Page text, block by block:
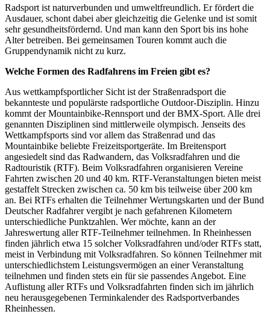
Radsport ist naturverbunden und umweltfreundlich. Er fördert die
Ausdauer, schont dabei aber gleichzeitig die Gelenke und ist somit
sehr gesundheitsfördernd. Und man kann den Sport bis ins hohe
Alter betreiben. Bei gemeinsamen Touren kommt auch die
Gruppendynamik nicht zu kurz.
Welche Formen des Radfahrens im Freien gibt es?
Aus wettkampfsportlicher Sicht ist der Straßenradsport die
bekannteste und populärste radsportliche Outdoor-Disziplin. Hinzu
kommt der Mountainbike-Rennsport und der BMX-Sport. Alle drei
genannten Disziplinen sind mittlerweile olympisch. Jenseits des
Wettkampfsports sind vor allem das Straßenrad und das
Mountainbike beliebte Freizeitsportgeräte. Im Breitensport
angesiedelt sind das Radwandern, das Volksradfahren und die
Radtouristik (RTF). Beim Volksradfahren organisieren Vereine
Fahrten zwischen 20 und 40 km. RTF-Veranstaltungen bieten meist
gestaffelt Strecken zwischen ca. 50 km bis teilweise über 200 km
an. Bei RTFs erhalten die Teilnehmer Wertungskarten und der Bund
Deutscher Radfahrer vergibt je nach gefahrenen Kilometern
unterschiedliche Punktzahlen. Wer möchte, kann an der
Jahreswertung aller RTF-Teilnehmer teilnehmen. In Rheinhessen
finden jährlich etwa 15 solcher Volksradfahren und/oder RTFs statt,
meist in Verbindung mit Volksradfahren. So können Teilnehmer mit
unterschiedlichstem Leistungsvermögen an einer Veranstaltung
teilnehmen und finden stets ein für sie passendes Angebot. Eine
Auflistung aller RTFs und Volksradfahrten finden sich im jährlich
neu herausgegebenen Terminkalender des Radsportverbandes
Rheinhessen.